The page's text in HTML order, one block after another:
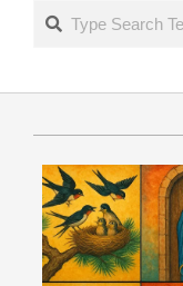
Search